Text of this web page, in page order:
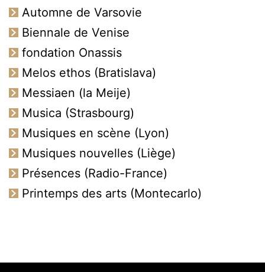
Automne de Varsovie
Biennale de Venise
fondation Onassis
Melos ethos (Bratislava)
Messiaen (la Meije)
Musica (Strasbourg)
Musiques en scène (Lyon)
Musiques nouvelles (Liège)
Présences (Radio-France)
Printemps des arts (Montecarlo)